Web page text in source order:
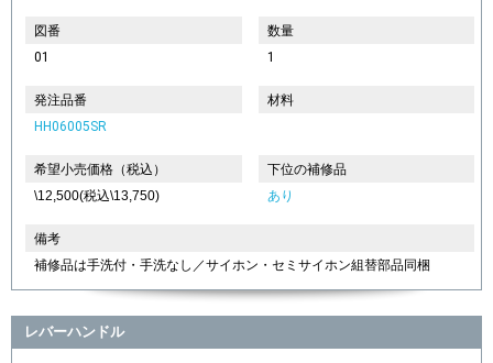
図番
01
数量
1
発注品番
HH06005SR
材料
希望小売価格（税込）
\12,500(税込\13,750)
下位の補修品
あり
備考
補修品は手洗付・手洗なし／サイホン・セミサイホン組替部品同梱
レバーハンドル